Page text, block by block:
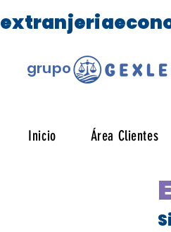
grupo
Inicio Área Clientes